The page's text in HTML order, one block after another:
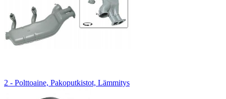
2 - Polttoaine, Pakoputkistot, Lämmitys